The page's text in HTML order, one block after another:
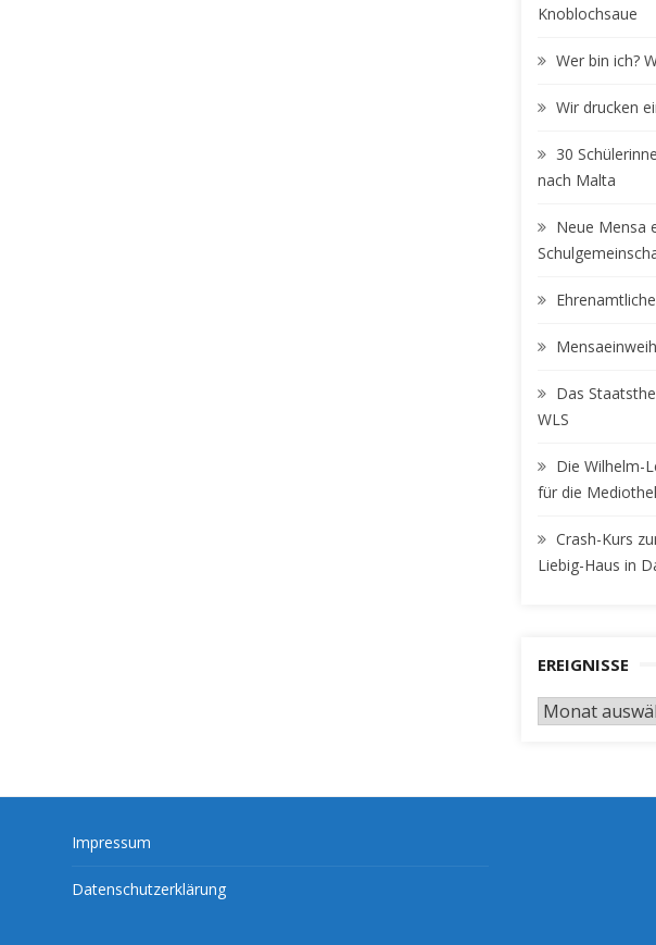
Knoblochsaue
Wer bin ich?
Wir drucken
30
nach Malta
Neue Mensa
Das
WLS
Die Wilhelm-
für die
Crash-Kurs
Liebig-Haus in
EREIGNISSE
EREIGNISSE
Impressum
Datenschutzerklärung